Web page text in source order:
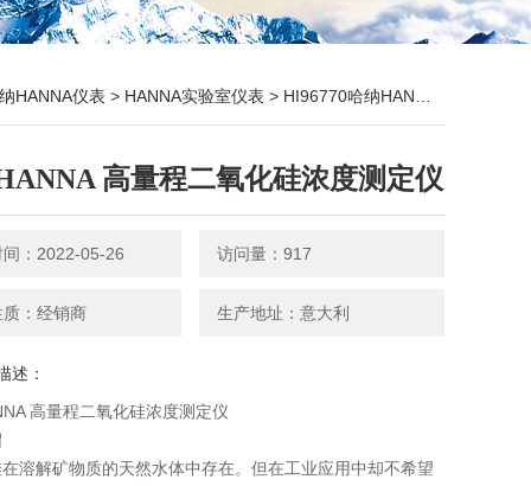
HANNA仪表 > HANNA实验室仪表 > HI96770哈纳HANNA 高量程二氧化硅浓度测定仪
高量程二氧化硅浓度测定仪
间：2022-05-26 访问量：917
质：经销商 生产地址：意大利
述：
高量程二氧化硅浓度测定仪
在溶解矿物质的天然水体中存在。但在工业应用中却不希望